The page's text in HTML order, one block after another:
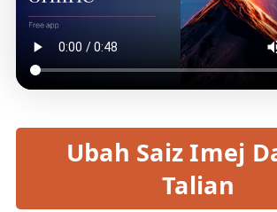
Ubah Saiz Imej
Talian